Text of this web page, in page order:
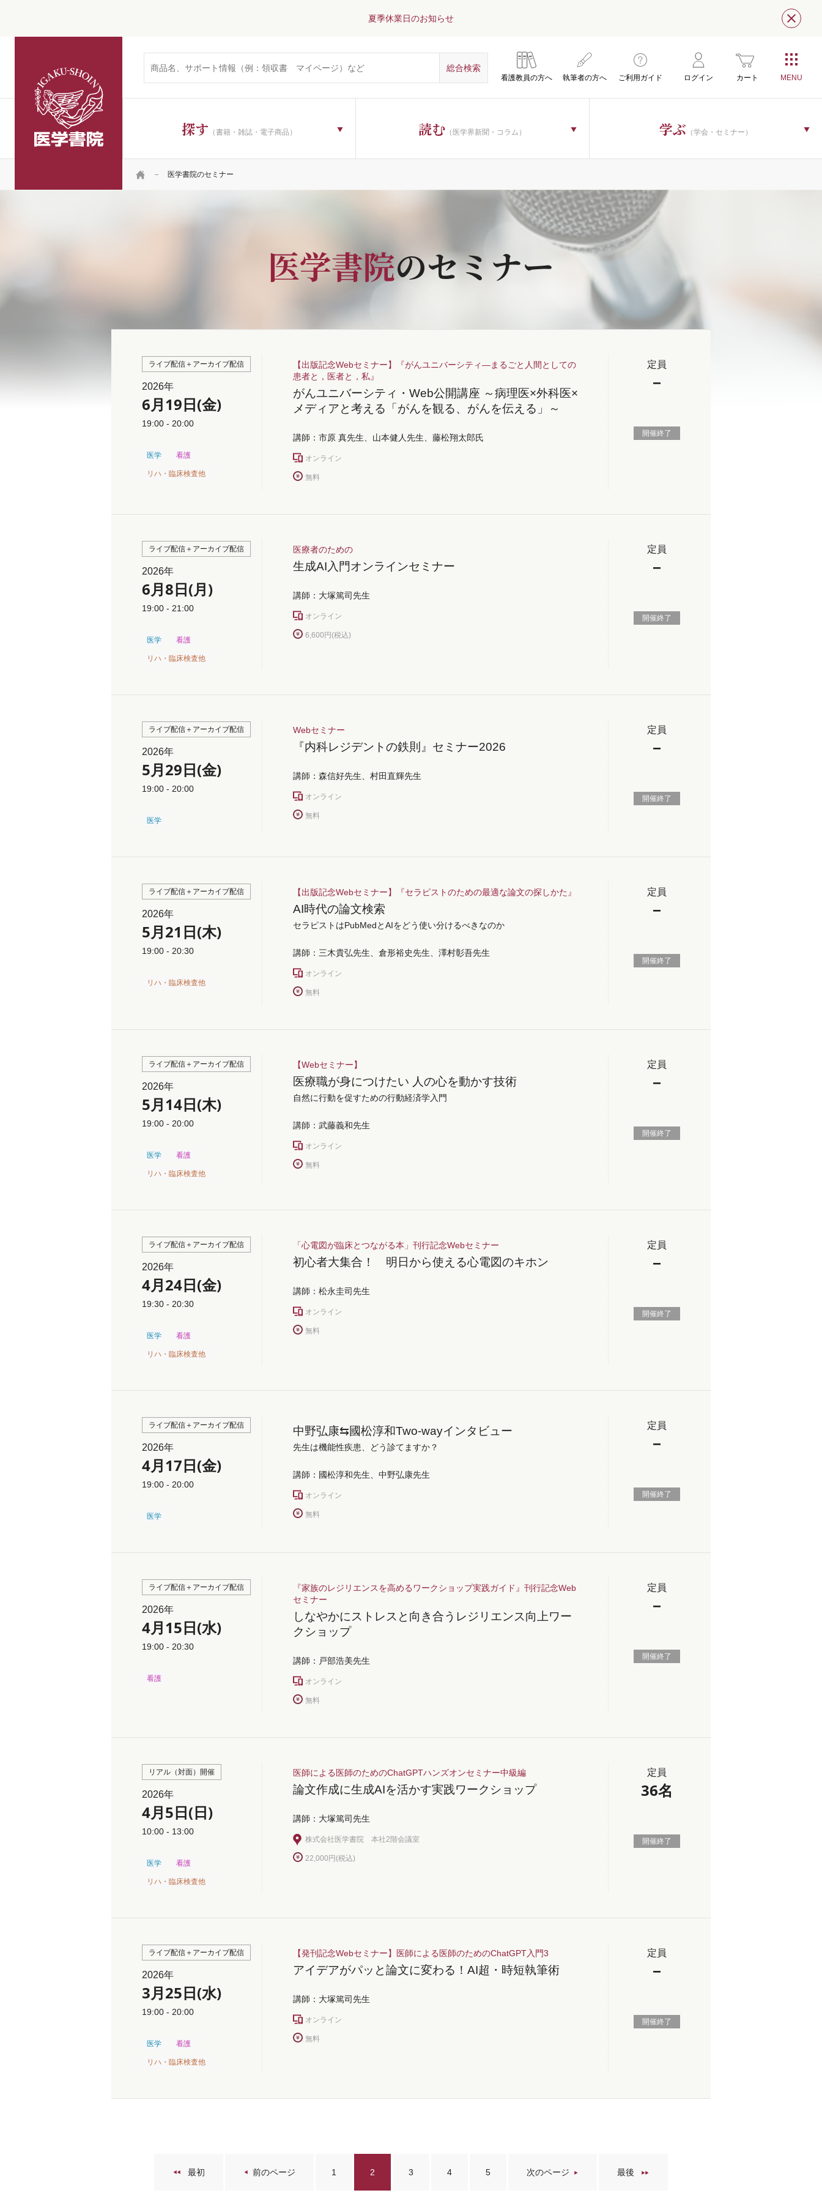
夏季休業日のお知らせ 閉じ
看護教員の方へ 執筆者の方へ ご利用ガイド ログイン カート
探す （書籍・雑誌・電子商品） 読む （医学界新聞・コラム） 学ぶ （学会・セミナー）
HOME 医学書院のセミナー
医学書院のセミナー
ライブ配信＋アーカイブ配信
2026年
6月19日(金)
19:00 - 20:00
医学 看護
リハ・臨床検査他
定員
−
開催終了
【出版記念Webセミナー】『がんユニバーシティ―まるごと人間としての
患者と，医者と，私』
がんユニバーシティ・Web公開講座 ～病理医×外科医×
メディアと考える「がんを観る、がんを伝える」～
講師：市原 真先生、山本健人先生、藤松翔太郎氏
オンライン
無料
ライブ配信＋アーカイブ配信
2026年
6月8日(月)
19:00 - 21:00
医学 看護
リハ・臨床検査他
定員
−
開催終了
医療者のための
生成AI入門オンラインセミナー
講師：大塚篤司先生
オンライン
6,600円(税込)
ライブ配信＋アーカイブ配信
2026年
5月29日(金)
19:00 - 20:00
医学
定員
−
開催終了
Webセミナー
『内科レジデントの鉄則』セミナー2026
講師：森信好先生、村田直輝先生
オンライン
無料
ライブ配信＋アーカイブ配信
2026年
5月21日(木)
19:00 - 20:30
リハ・臨床検査他
定員
−
開催終了
【出版記念Webセミナー】『セラピストのための最適な論文の探しかた』
AI時代の論文検索
セラピストはPubMedとAIをどう使い分けるべきなのか
講師：三木貴弘先生、倉形裕史先生、澤村彰吾先生
オンライン
無料
ライブ配信＋アーカイブ配信
2026年
5月14日(木)
19:00 - 20:00
医学 看護
リハ・臨床検査他
定員
−
開催終了
【Webセミナー】
医療職が身につけたい 人の心を動かす技術
自然に行動を促すための行動経済学入門
講師：武藤義和先生
オンライン
無料
ライブ配信＋アーカイブ配信
2026年
4月24日(金)
19:30 - 20:30
医学 看護
リハ・臨床検査他
定員
−
開催終了
「心電図が臨床とつながる本」刊行記念Webセミナー
初心者大集合！ 明日から使える心電図のキホン
講師：松永圭司先生
オンライン
無料
ライブ配信＋アーカイブ配信
2026年
4月17日(金)
19:00 - 20:00
医学
定員
−
開催終了
中野弘康⇆國松淳和Two-wayインタビュー
先生は機能性疾患、どう診てますか？
講師：國松淳和先生、中野弘康先生
オンライン
無料
ライブ配信＋アーカイブ配信
2026年
4月15日(水)
19:00 - 20:30
看護
定員
−
開催終了
『家族のレジリエンスを高めるワークショップ実践ガイド』刊行記念Web
セミナー
しなやかにストレスと向き合うレジリエンス向上ワー
クショップ
講師：戸部浩美先生
オンライン
無料
リアル（対面）開催
2026年
4月5日(日)
10:00 - 13:00
医学 看護
リハ・臨床検査他
定員
36名
開催終了
医師による医師のためのChatGPTハンズオンセミナー中級編
論文作成に生成AIを活かす実践ワークショップ
講師：大塚篤司先生
株式会社医学書院 本社2階会議室
22,000円(税込)
ライブ配信＋アーカイブ配信
2026年
3月25日(水)
19:00 - 20:00
医学 看護
リハ・臨床検査他
定員
−
開催終了
【発刊記念Webセミナー】医師による医師のためのChatGPT入門3
アイデアがパッと論文に変わる！AI超・時短執筆術
講師：大塚篤司先生
オンライン
無料
最初 前のページ 1 2 3 4 5 次のページ 最後